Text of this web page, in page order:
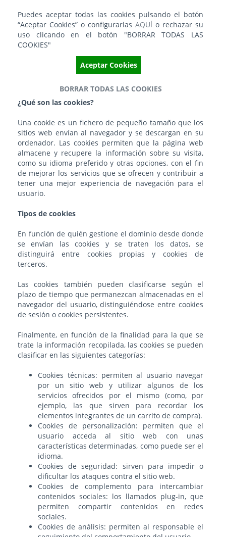
Puedes aceptar todas las cookies pulsando el botón
“Aceptar Cookies” o configurarlas AQUÍ o rechazar su
uso clicando en el botón "BORRAR TODAS LAS
COOKIES"
Aceptar Cookies
BORRAR TODAS LAS COOKIES
¿Qué son las cookies?
Una cookie es un fichero de pequeño tamaño que los
sitios web envían al navegador y se descargan en su
ordenador. Las cookies permiten que la página web
almacene y recupere la información sobre su visita,
como su idioma preferido y otras opciones, con el fin
de mejorar los servicios que se ofrecen y contribuir a
tener una mejor experiencia de navegación para el
usuario.
Tipos de cookies
En función de quién gestione el dominio desde donde
se envían las cookies y se traten los datos, se
distinguirá entre cookies propias y cookies de
terceros.
Las cookies también pueden clasificarse según el
plazo de tiempo que permanezcan almacenadas en el
navegador del usuario, distinguiéndose entre cookies
de sesión o cookies persistentes.
Finalmente, en función de la finalidad para la que se
trate la información recopilada, las cookies se pueden
clasificar en las siguientes categorías:
Cookies técnicas: permiten al usuario navegar
por un sitio web y utilizar algunos de los
servicios ofrecidos por el mismo (como, por
ejemplo, las que sirven para recordar los
elementos integrantes de un carrito de compra).
Cookies de personalización: permiten que el
usuario acceda al sitio web con unas
características determinadas, como puede ser el
idioma.
Cookies de seguridad: sirven para impedir o
dificultar los ataques contra el sitio web.
Cookies de complemento para intercambiar
contenidos sociales: los llamados plug-in, que
permiten compartir contenidos en redes
sociales.
Cookies de análisis: permiten al responsable el